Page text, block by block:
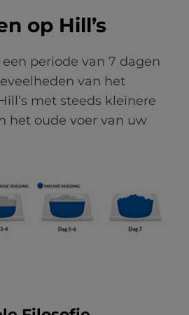
op Hill’s
periode van 7 dagen
van het
met steeds kleinere
het oude voer van uw